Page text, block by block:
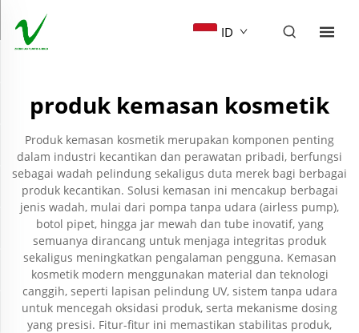
ID
produk kemasan kosmetik
Produk kemasan kosmetik merupakan komponen penting
dalam industri kecantikan dan perawatan pribadi, berfungsi
sebagai wadah pelindung sekaligus duta merek bagi berbagai
produk kecantikan. Solusi kemasan ini mencakup berbagai
jenis wadah, mulai dari pompa tanpa udara (airless pump),
botol pipet, hingga jar mewah dan tube inovatif, yang
semuanya dirancang untuk menjaga integritas produk
sekaligus meningkatkan pengalaman pengguna. Kemasan
kosmetik modern menggunakan material dan teknologi
canggih, seperti lapisan pelindung UV, sistem tanpa udara
untuk mencegah oksidasi produk, serta mekanisme dosing
yang presisi. Fitur-fitur ini memastikan stabilitas produk,